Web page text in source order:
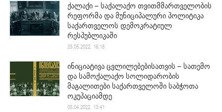
ქალაქი – საქალაქო თვითმმართველობის
რეფორმა და მუნიციპალური პოლიტიკა
საქართველოს დემოკრატიულ
რესპუბლიკაში
25.05.2022. 16:18
ინიციატივა ცვლილებებისათვის – სათემო
და სამოქალაქო სოლიდარობის
მაგალითები საქართველოში საბჭოთა
ოკუპაციამდე
05.04.2022. 13:41